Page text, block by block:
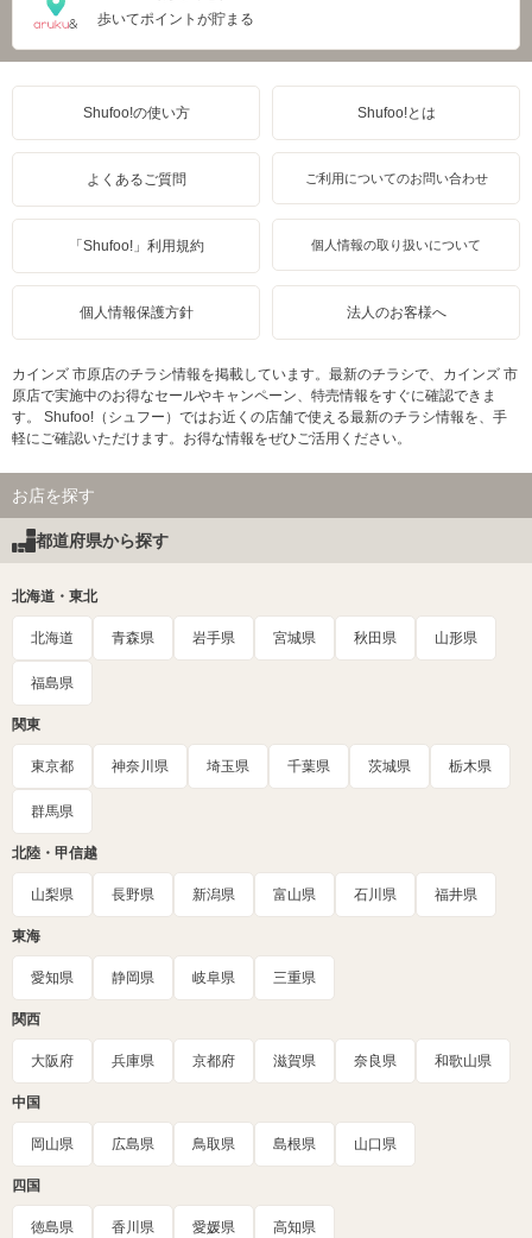
歩いてポイントが貯まる
Shufoo!の使い方 Shufoo!とは
よくあるご質問 ご利用についてのお問い合わせ
「Shufoo!」利用規約 個人情報の取り扱いについて
個人情報保護方針 法人のお客様へ
カインズ 市原店のチラシ情報を掲載しています。最新のチラシで、カインズ 市
原店で実施中のお得なセールやキャンペーン、特売情報をすぐに確認できま
す。 Shufoo!（シュフー）ではお近くの店舗で使える最新のチラシ情報を、手
軽にご確認いただけます。お得な情報をぜひご活用ください。
お店を探す
都道府県から探す
北海道・東北
北海道 青森県 岩手県 宮城県 秋田県 山形県
福島県
関東
東京都 神奈川県 埼玉県 千葉県 茨城県 栃木県
群馬県
北陸・甲信越
山梨県 長野県 新潟県 富山県 石川県 福井県
東海
愛知県 静岡県 岐阜県 三重県
関西
大阪府 兵庫県 京都府 滋賀県 奈良県 和歌山県
中国
岡山県 広島県 鳥取県 島根県 山口県
四国
徳島県 香川県 愛媛県 高知県